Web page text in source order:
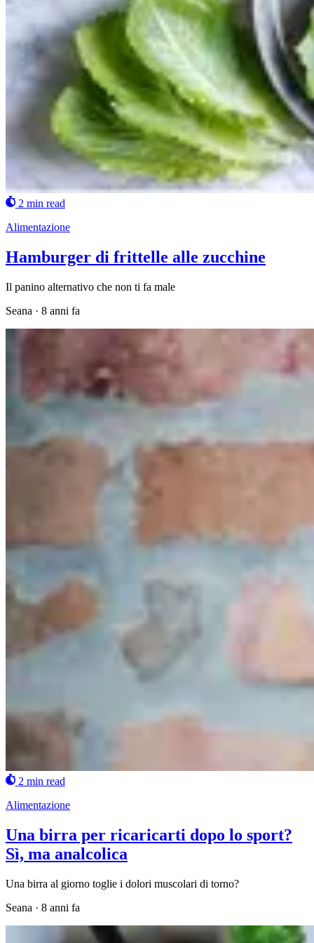
2 min read
Alimentazione
Hamburger di frittelle alle zucchine
Il panino alternativo che non ti fa male
Seana · 8 anni fa
2 min read
Alimentazione
Una birra per ricaricarti dopo lo sport?
Sì, ma analcolica
Una birra al giorno toglie i dolori muscolari di torno?
Seana · 8 anni fa